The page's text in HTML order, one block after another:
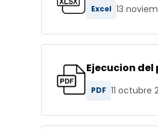
Excel 13
Ejecucion del
PDF 11 octubre